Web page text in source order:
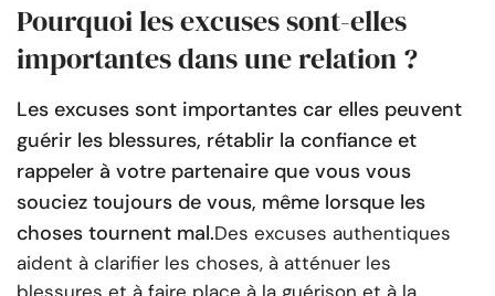
Pourquoi les excuses sont-elles
importantes dans une relation ?
Les excuses sont importantes car elles peuvent
guérir les blessures, rétablir la confiance et
rappeler à votre partenaire que vous vous
souciez toujours de vous, même lorsque les
choses tournent mal.Des excuses authentiques
aident à clarifier les choses, à atténuer les